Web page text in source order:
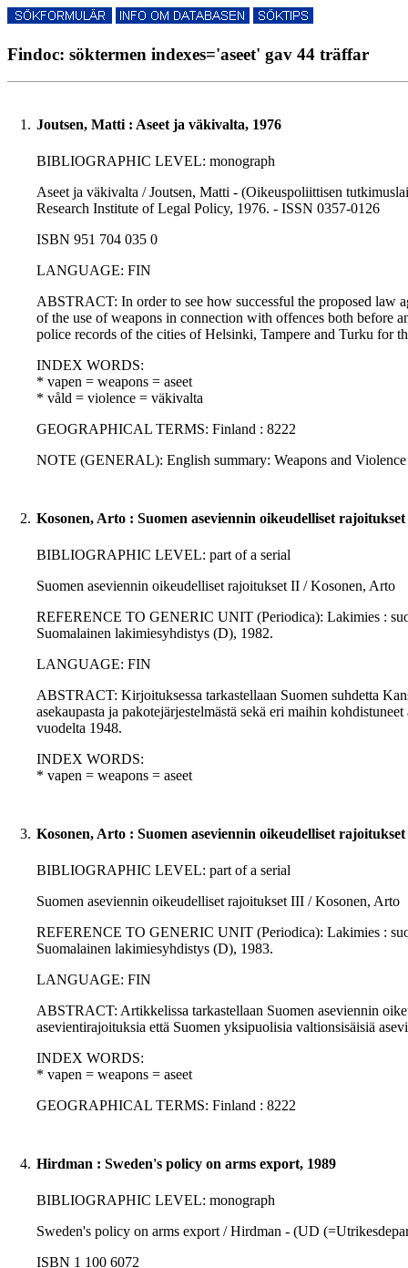
Findoc: söktermen indexes='aseet' gav 44 träffar
1. Joutsen, Matti : Aseet ja väkivalta, 1976
BIBLIOGRAPHIC LEVEL: monograph
Aseet ja väkivalta / Joutsen, Matti - (Oikeuspoliittisen
Research Institute of Legal Policy, 1976. - ISSN 0357-0126
ISBN 951 704 035 0
LANGUAGE: FIN
ABSTRACT: In order to see how successful the proposed law
of the use of weapons in connection with offences both before
police records of the cities of Helsinki, Tampere and Turku for
INDEX WORDS:
* vapen = weapons = aseet
* våld = violence = väkivalta
GEOGRAPHICAL TERMS: Finland : 8222
NOTE (GENERAL): English summary: Weapons and Violence
2. Kosonen, Arto : Suomen aseviennin oikeudelliset
BIBLIOGRAPHIC LEVEL: part of a serial
Suomen aseviennin oikeudelliset rajoitukset II / Kosonen, Arto
REFERENCE TO GENERIC UNIT (Periodica): Lakimies :
Suomalainen lakimiesyhdistys (D), 1982.
LANGUAGE: FIN
ABSTRACT: Kirjoituksessa tarkastellaan Suomen suhdetta
asekaupasta ja pakotejärjestelmästä sekä eri maihin
vuodelta 1948.
INDEX WORDS:
* vapen = weapons = aseet
3. Kosonen, Arto : Suomen aseviennin oikeudelliset
BIBLIOGRAPHIC LEVEL: part of a serial
Suomen aseviennin oikeudelliset rajoitukset III / Kosonen, Arto
REFERENCE TO GENERIC UNIT (Periodica): Lakimies :
Suomalainen lakimiesyhdistys (D), 1983.
LANGUAGE: FIN
ABSTRACT: Artikkelissa tarkastellaan Suomen aseviennin
asevientirajoituksia että Suomen yksipuolisia valtionsisäisiä
INDEX WORDS:
* vapen = weapons = aseet
GEOGRAPHICAL TERMS: Finland : 8222
4. Hirdman : Sweden's policy on arms export, 1989
BIBLIOGRAPHIC LEVEL: monograph
Sweden's policy on arms export / Hirdman - (UD
ISBN 1 100 6072